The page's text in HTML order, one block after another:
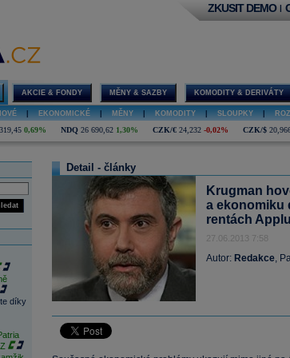
ZKUSIT DEMO |
AKCIE & FONDY MĚNY & SAZBY KOMODITY & DERIVÁTY
EKONOMICKÉ MĚNY KOMODITY SLOUPKY
0,69% NDQ 26 690,62 1,30% CZK/€ 24,232 -0,02% CZK/$
díky
Detail - články
Krugman
a ekonomiku
rentách
27.06.2013 7:58
Autor: Redakce,